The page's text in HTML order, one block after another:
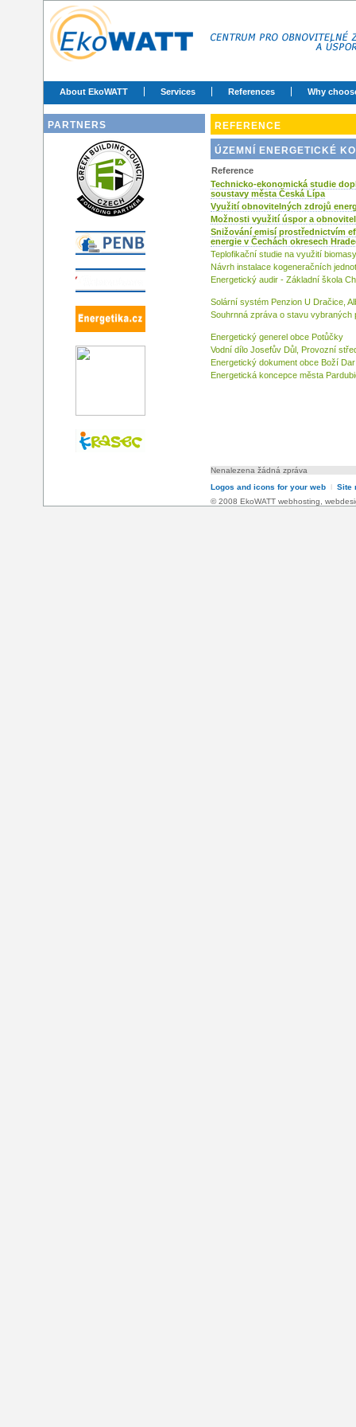
About EkoWATT Services References Why
PARTNERS REFERENCE
ÚZEMNÍ ENERGETICKÉ
Reference
Technicko-ekonomická studie
soustavy města Česká Lípa
Využití obnovitelných zdrojů
Možnosti využití úspor a
Snižování emisí prostřednictvím
energie v Čechách okresech
Teplofikační studie na využití
Návrh instalace kogeneračních
Energetický audir - Základní škola
Solární systém Penzion U Dračice,
Souhrnná zpráva o stavu vybraných
Energetický generel obce Potůčky
Vodní dílo Josefův Důl, Provozní
Energetický dokument obce Boží Dar
Energetická koncepce města
Nenalezena žádná zpráva
Logos and icons for your web l Site
© 2008 EkoWATT webhosting,